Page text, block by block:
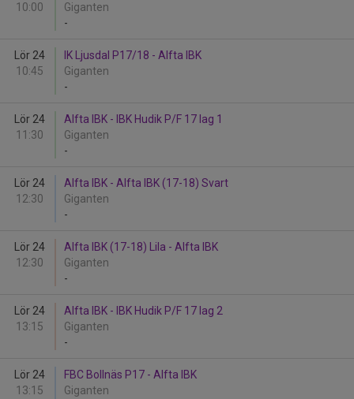
10:00
Giganten
-
Lör 24
10:45
IK Ljusdal P17/18 - Alfta IBK
Giganten
-
Lör 24
11:30
Alfta IBK - IBK Hudik P/F 17 lag 1
Giganten
-
Lör 24
12:30
Alfta IBK - Alfta IBK (17-18) Svart
Giganten
-
Lör 24
12:30
Alfta IBK (17-18) Lila - Alfta IBK
Giganten
-
Lör 24
13:15
Alfta IBK - IBK Hudik P/F 17 lag 2
Giganten
-
Lör 24
13:15
FBC Bollnäs P17 - Alfta IBK
Giganten